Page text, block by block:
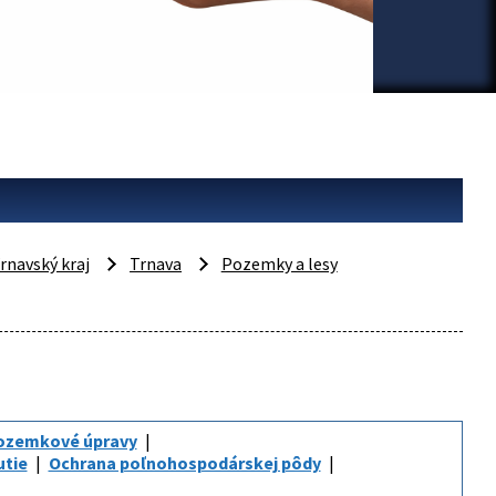
kraj Trnava
Pozemky a lesy
úpravy
Ochrana poľnohospodárskej pôdy